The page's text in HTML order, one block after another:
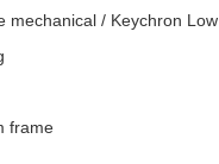
mechanical / Keychron
frame